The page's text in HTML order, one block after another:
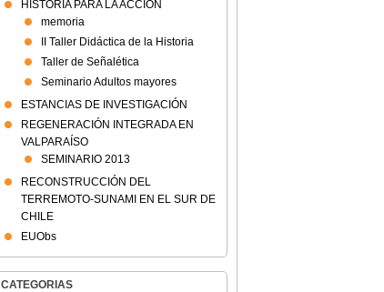
HISTORIA PARA LA ACCIÓN
memoria
II Taller Didáctica de la Historia
Taller de Señalética
Seminario Adultos mayores
ESTANCIAS DE INVESTIGACIÓN
REGENERACIÓN INTEGRADA EN
VALPARAÍSO
SEMINARIO 2013
RECONSTRUCCIÓN DEL
TERREMOTO-SUNAMI EN EL SUR DE
CHILE
EUObs
CATEGORIAS